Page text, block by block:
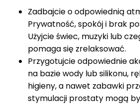
Zadbajcie o odpowiednią
Prywatność, spokój i brak
Użyjcie świec, muzyki lub
pomaga się zrelaksować.
Przygotujcie odpowiednie
na bazie wody lub silikonu,
higieny, a nawet zabawki
stymulacji prostaty mogą